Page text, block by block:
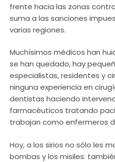
frente hacia las zonas
suma a las sanciones
varias regiones.
Muchísimos médicos han
se han quedado, hay
especialistas, residentes y
ninguna experiencia en
dentistas haciendo
farmacéuticos tratando
trabajan como enfermeros
Hoy, a los sirios no sólo les
bombas y los misiles: